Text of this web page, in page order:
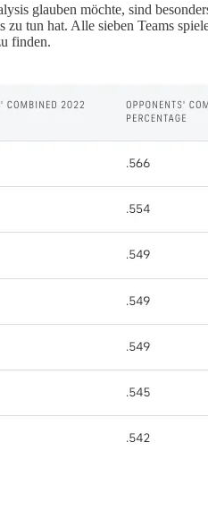
glauben möchte, sind
tun hat. Alle sieben Teams
finden.